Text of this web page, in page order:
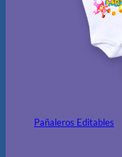
Pañaleros Editables